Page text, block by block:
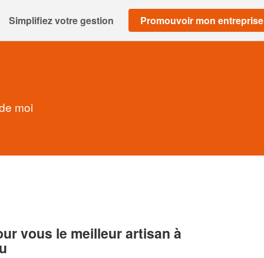
Simplifiez votre gestion Promouvoir mon entreprise
moi
vous le meilleur artisan à